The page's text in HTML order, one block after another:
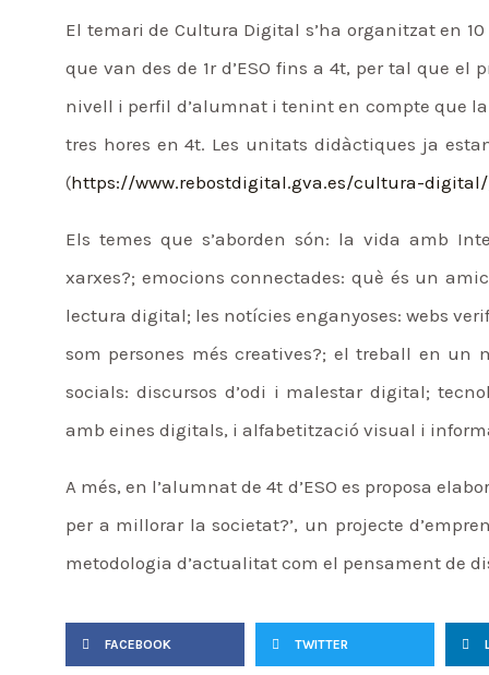
El temari de Cultura Digital s’ha organitzat en
que van des de 1r d’ESO fins a 4t, per tal que
nivell i perfil d’alumnat i tenint en compte que
tres hores en 4t. Les unitats didàctiques ja
(https://www.rebostdigital.gva.es/cultura-digital/
Els temes que s’aborden són: la vida amb
xarxes?; emocions connectades: què és un
lectura digital; les notícies enganyoses: webs
som persones més creatives?; el treball en
socials: discursos d’odi i malestar digital;
amb eines digitals, i alfabetització visual i
A més, en l’alumnat de 4t d’ESO es proposa
per a millorar la societat?’, un projecte
metodologia d’actualitat com el pensament de
FACEBOOK TWITTER